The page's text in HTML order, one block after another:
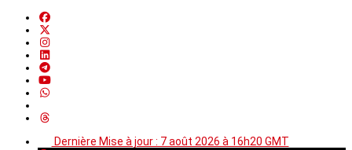
Dernière Mise à jour : 7 août 2026 à 16h20 GMT